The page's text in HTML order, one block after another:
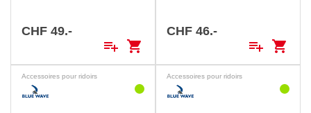
CHF 49.-
playlist_add shopping_cart
CHF 46.-
playlist_add shopping_cart
Accessoires pour ridoirs Accessoires pour ridoirs